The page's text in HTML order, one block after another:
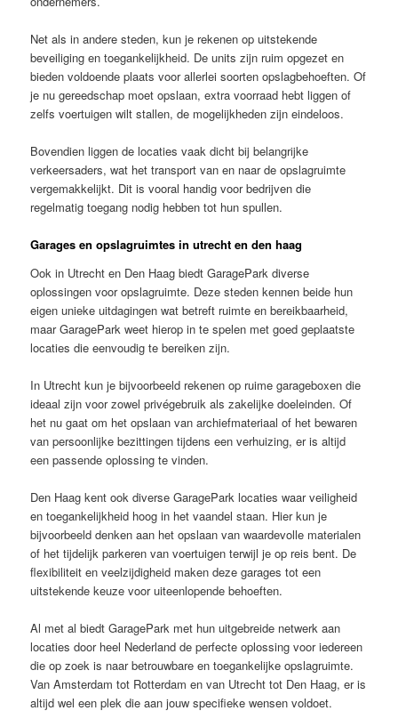
Net als in andere steden, kun je rekenen op uitstekende
beveiliging en toegankelijkheid. De units zijn ruim opgezet en
bieden voldoende plaats voor allerlei soorten opslagbehoeften. Of
je nu gereedschap moet opslaan, extra voorraad hebt liggen of
zelfs voertuigen wilt stallen, de mogelijkheden zijn eindeloos.
Bovendien liggen de locaties vaak dicht bij belangrijke
verkeersaders, wat het transport van en naar de opslagruimte
vergemakkelijkt. Dit is vooral handig voor bedrijven die
regelmatig toegang nodig hebben tot hun spullen.
Garages en opslagruimtes in utrecht en den haag
Ook in Utrecht en Den Haag biedt GaragePark diverse
oplossingen voor opslagruimte. Deze steden kennen beide hun
eigen unieke uitdagingen wat betreft ruimte en bereikbaarheid,
maar GaragePark weet hierop in te spelen met goed geplaatste
locaties die eenvoudig te bereiken zijn.
In Utrecht kun je bijvoorbeeld rekenen op ruime garageboxen die
ideaal zijn voor zowel privégebruik als zakelijke doeleinden. Of
het nu gaat om het opslaan van archiefmateriaal of het bewaren
van persoonlijke bezittingen tijdens een verhuizing, er is altijd
een passende oplossing te vinden.
Den Haag kent ook diverse GaragePark locaties waar veiligheid
en toegankelijkheid hoog in het vaandel staan. Hier kun je
bijvoorbeeld denken aan het opslaan van waardevolle materialen
of het tijdelijk parkeren van voertuigen terwijl je op reis bent. De
flexibiliteit en veelzijdigheid maken deze garages tot een
uitstekende keuze voor uiteenlopende behoeften.
Al met al biedt GaragePark met hun uitgebreide netwerk aan
locaties door heel Nederland de perfecte oplossing voor iedereen
die op zoek is naar betrouwbare en toegankelijke opslagruimte.
Van Amsterdam tot Rotterdam en van Utrecht tot Den Haag, er is
altijd wel een plek die aan jouw specifieke wensen voldoet.